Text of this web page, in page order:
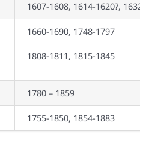
1607-1608, 1614-1620?, 1632-
1660-1690, 1748-1797
1808-1811, 1815-1845
1780 – 1859
1755-1850, 1854-1883